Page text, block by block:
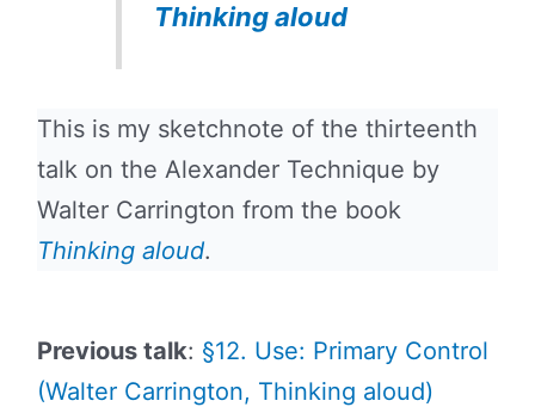
Thinking aloud
This is my sketchnote of the thirteenth
talk on the Alexander Technique by
Walter Carrington from the book
Thinking aloud.
Previous talk: §12. Use: Primary Control
(Walter Carrington, Thinking aloud)